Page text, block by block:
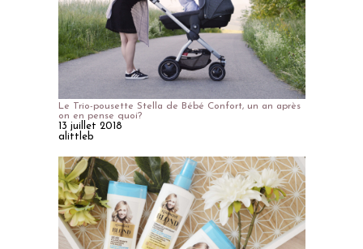
Le Trio-pousette Stella de Bébé Confort, un an après
on en pense quoi?
13 juillet 2018
alittleb